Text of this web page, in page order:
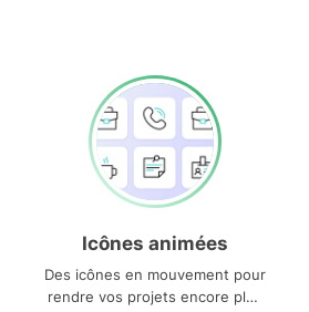
Icônes animées
Des icônes en mouvement pour
rendre vos projets encore plus